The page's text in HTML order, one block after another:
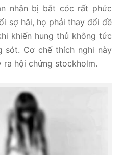
nhân bị bắt cóc rất phức
sợ hãi, họ phải thay đổi đề
khiến hung thủ không tức
sót. Cơ chế thích nghi này
ra hội chứng stockholm.